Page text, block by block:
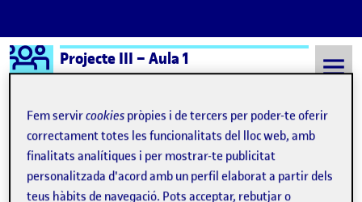
Saltar al contingut
Logo Ágora
Projecte III – Aula 1
Semestre 20241 - Aula 1 Los siguientes se las apañarán
Fem servircookies pròpies i de tercers per poder-te oferir
correctament totes les funcionalitats del lloc web, amb
finalitats analítiques i per mostrar-te publicitat
personalitzada d'acord amb un perfil elaborat a partir dels
teus hàbits de navegació. Pots acceptar, rebutjar o